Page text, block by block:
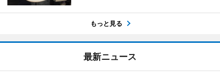
もっと見る
最新ニュース